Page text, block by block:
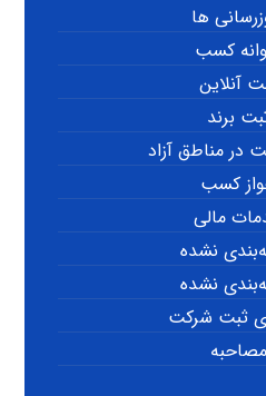
ها
کسب
آنلاین
برند
در مناطق آزاد
کسب
مالی
نشده
نشده
ثبت شرکت
مصاحبه